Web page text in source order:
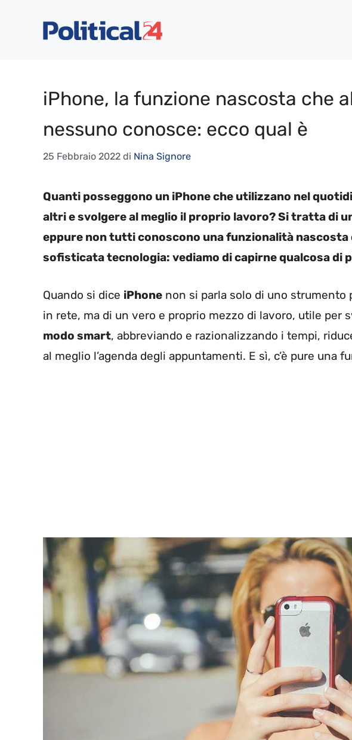
iPhone, la funzione nascosta che
nessuno conosce: ecco qual è
25 Febbraio 2022 di Nina Signore
Quanti posseggono un iPhone che utilizzano nel
altri e svolgere al meglio il proprio lavoro? Si tratta di
eppure non tutti conoscono una funzionalità
sofisticata tecnologia: vediamo di capirne qualcosa di
Quando si dice iPhone non si parla solo di uno strumento
in rete, ma di un vero e proprio mezzo di lavoro, utile per
modo smart, abbreviando e razionalizzando i tempi,
al meglio l’agenda degli appuntamenti. E sì, c’è pure una